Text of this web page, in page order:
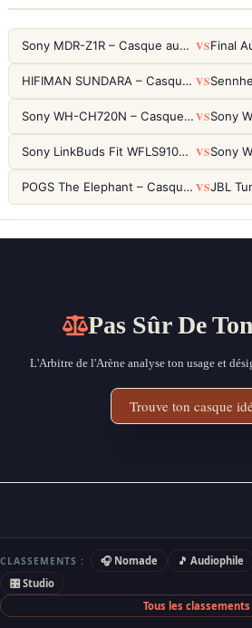
Sony MDR-Z1R – Casque audiophile fermé haute résolution VS
HIFIMAN SUNDARA – Casque Planar Magnetic Ouvert Over-Ear Audiophile VS
Sony WH-CH720N – Casque ANC 35h, Ultra-léger (192g) avec Processeur V1 VS
Sony LinkBuds Fit WFLS910NW Blanc – Écouteurs Sport Ailes ANC VS
POGS The Elephant – Casque Filaire Enfants 85dB POGS-Safe™ (Éco-Responsable) VS
Pas Sûr De
L'Arbitre de l'Arène analyse ton usage et
Trouve ton casque
CLASSEMENTS : 🎧 Nomade 🎵 Audiophile
🎛 Studio
Tous les